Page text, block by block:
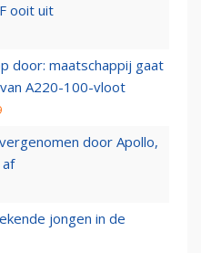
ooit uit
door: maatschappij gaat
A220-100-vloot
door Apollo,
af
jongen in de